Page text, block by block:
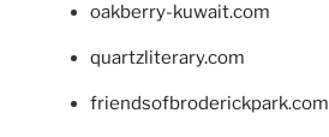
oakberry-kuwait.com
quartzliterary.com
friendsofbroderickpark.com